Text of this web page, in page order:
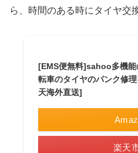
ら、時間のある時にタイヤ交
[EMS便無料]sahoo多機能
転車のタイヤのパンク修
天海外直送]
楽天